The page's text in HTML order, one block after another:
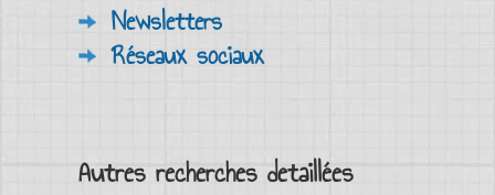
Newsletters
Réseaux sociaux
Autres recherches detaillées